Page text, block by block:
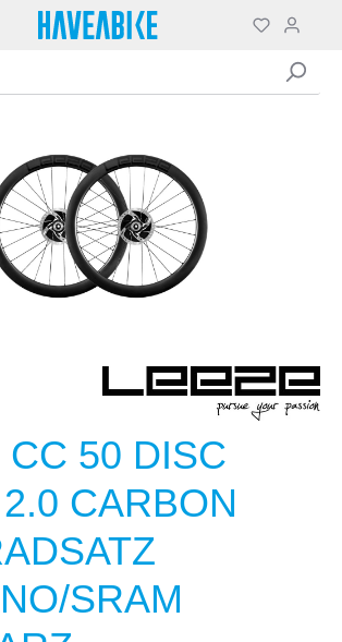
CC 50 DISC
CARBON
SRAM